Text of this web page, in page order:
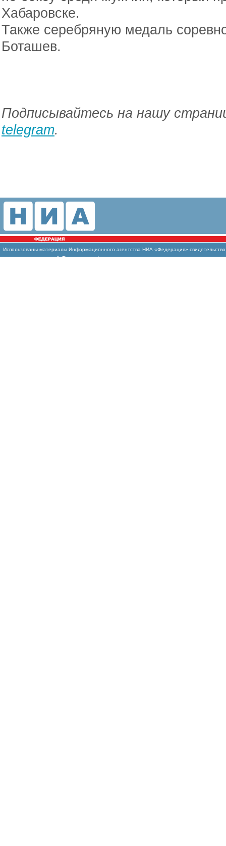
Хабаровске.
Также серебряную медаль
Боташев.
Подписывайтесь на нашу
telegram.
Использованы материалы Информационного агентства НИА «Федерация»
массовых коммуникаций (Роскомнадзор)